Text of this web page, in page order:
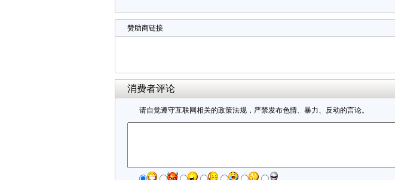
赞助商链接
消费者评论
请自觉遵守互联网相关的政策法规，严禁发布色情、暴力、反动的言论。